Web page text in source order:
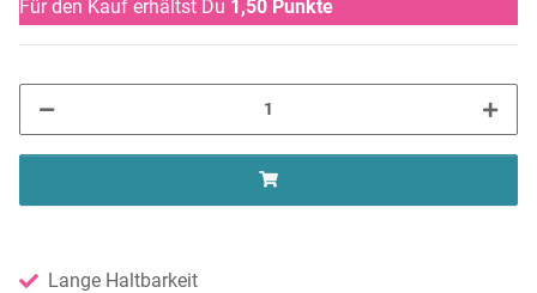
Lange Haltbarkeit
Für den Kauf erhältst Du 1,50 Punkte